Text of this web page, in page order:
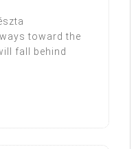
toward the
fall behind